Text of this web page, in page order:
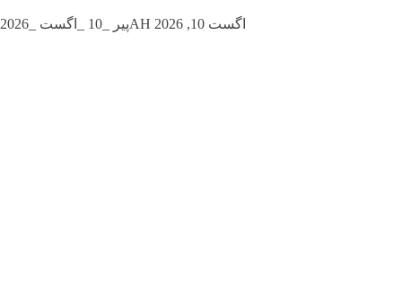
پیر _10 _اگست _2026AH اگست 10, 2026